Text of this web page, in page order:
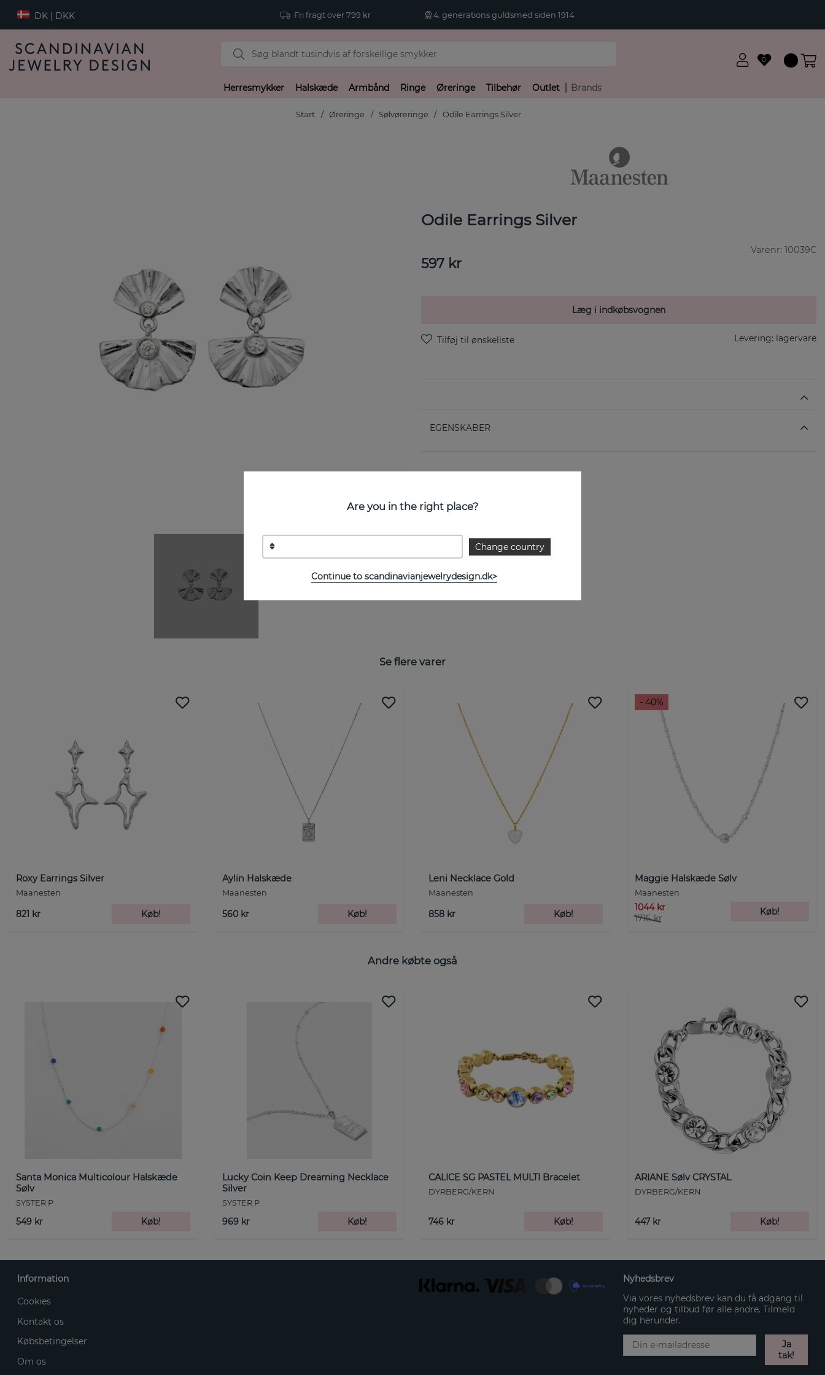
DK | DKK Fri fragt over 799 kr 4. generations guldsmed siden 1914
0
Herresmykker Halskæde Armbånd Ringe Øreringe Tilbehør Outlet Brands
Start Øreringe Sølvøreringe Odile Earrings Silver
Odile Earrings Silver
Varenr: 10039C
597 kr
Læg i indkøbsvognen
Levering: lagervare
EGENSKABER
Se flere varer
Roxy Earrings Silver
Maanesten
821 kr Køb!
Aylin Halskæde
Maanesten
560 kr Køb!
Leni Necklace Gold
Maanesten
858 kr Køb!
- 40%
Maggie Halskæde Sølv
Maanesten
1044 kr
1716 kr
Køb!
Andre købte også
Santa Monica Multicolour Halskæde
Sølv
SYSTER P
549 kr Køb!
Lucky Coin Keep Dreaming Necklace
Silver
SYSTER P
969 kr Køb!
CALICE SG PASTEL MULTI Bracelet
DYRBERG/KERN
746 kr Køb!
ARIANE Sølv CRYSTAL
DYRBERG/KERN
447 kr Køb!
Are you in the right place?
Change country
Continue to scandinavianjewelrydesign.dk>
Information
Cookies
Kontakt os
Købsbetingelser
Om os
Nyhedsbrev
Via vores nyhedsbrev kan du få adgang til
nyheder og tilbud før alle andre. Tilmeld
dig herunder.
Ja
tak!